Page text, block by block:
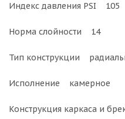
Индекс давления PSI 105
Норма слойности 14
Тип конструкции
Исполнение камерное
Конструкция каркаса и